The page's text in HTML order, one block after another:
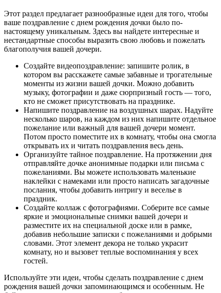
Этот раздел предлагает разнообразные идеи для того, чтобы
ваше поздравление с днем рождения дочки было по-
настоящему уникальным. Здесь вы найдете интересные и
нестандартные способы выразить свою любовь и пожелать
благополучия вашей дочери.
Создайте видеопоздравление: запишите ролик, в
котором вы расскажете самые забавные и трогательные
моменты из жизни вашей дочки. Можно добавить
музыку, фотографии и даже сюрпризный гость — того,
кто не сможет присутствовать на празднике.
Напишите поздравление на воздушных шарах. Надуйте
несколько шаров, на каждом из них напишите отдельное
пожелание или важный для вашей дочери момент.
Потом просто поместите их в комнату, чтобы она смогла
открывать их и читать поздравления весь день.
Организуйте тайное поздравление. На протяжении дня
отправляйте дочке анонимные подарки или письма с
пожеланиями. Вы можете использовать маленькие
наклейки с намеками или просто написать загадочные
послания, чтобы добавить интригу и веселье в
праздник.
Создайте коллаж с фотографиями. Соберите все самые
яркие и эмоциональные снимки вашей дочери и
разместите их на специальной доске или в рамке,
добавив небольшие записки с пожеланиями и добрыми
словами. Этот элемент декора не только украсит
комнату, но и вызовет теплые воспоминания у всех
гостей.
Используйте эти идеи, чтобы сделать поздравление с днем
рождения вашей дочки запоминающимся и особенным. Не